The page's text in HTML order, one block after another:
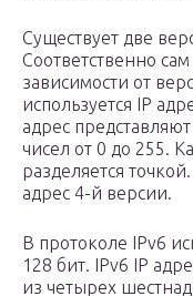
Существует две
Соответственно
зависимости от
используется IP
адрес
чисел от 0 до 255.
разделяется
адрес 4-й версии.
В протоколе IPv6
128 бит. IPv6 IP
из четырех